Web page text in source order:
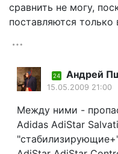
сравнить не могу,
поставляются только
24 Андрей
15.05.2009 21:00
Между ними -
Аdidas АdiStar